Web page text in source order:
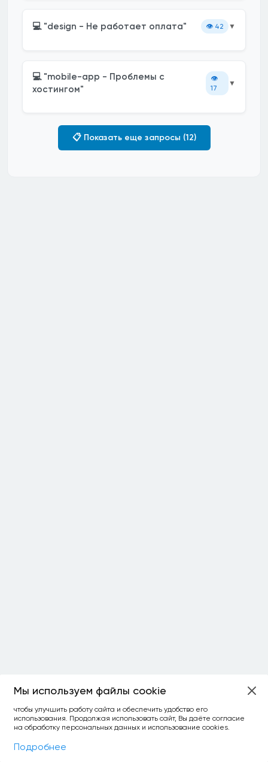
Фильтры
💻 "design - Не работает оплата" 👁️ 42 ▼
💻 "mobile-app - Проблемы с
хостингом"
👁️
17
▼
📋 Показать еще запросы (12)
Мы используем файлы cookie
чтобы улучшить работу сайта и обеспечить удобство его
использования. Продолжая использовать сайт, Вы даёте согласие
на обработку персональных данных и использование cookies.
Подробнее
ОСТАЛОСЬ:
уточнить фильтр сравнить топ-3
спросить ИИ